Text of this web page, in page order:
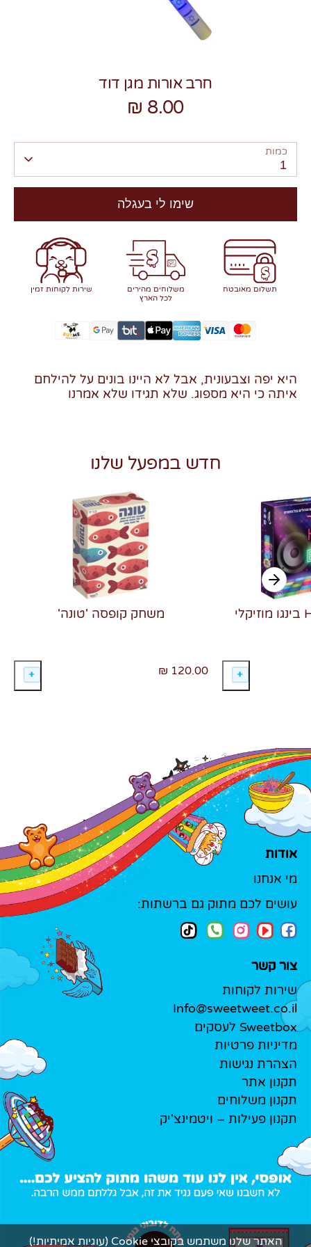
חרב אורות מגן דוד
8.00 ₪
כמות
1
שימו לי בעגלה
תשלום מאובטח
משלוחים מהירים
לכל הארץ
שירות לקוחות זמין
היא יפה וצבעונית, אבל לא היינו בונים על להילחם
איתה כי היא מספוג. שלא תגידו שלא אמרנו
חדש במפעל שלנו
משחק קופסה 'טונה'
120.00 ₪
אודות
מי אנחנו
עושים לכם מתוק גם ברשתות:
צור קשר
שירות לקוחות
Info@sweetweet.co.il
Sweetbox לעסקים
מדיניות פרטיות
הצהרת נגישות
תקנון אתר
תקנון משלוחים
תקנון פעילות – ויטמינצ'יק
האתר שלנו משתמש בקובצי Cookie (עוגיות אמיתיות!)